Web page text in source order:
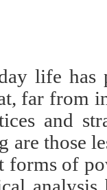
life
far from
and
are those
forms of